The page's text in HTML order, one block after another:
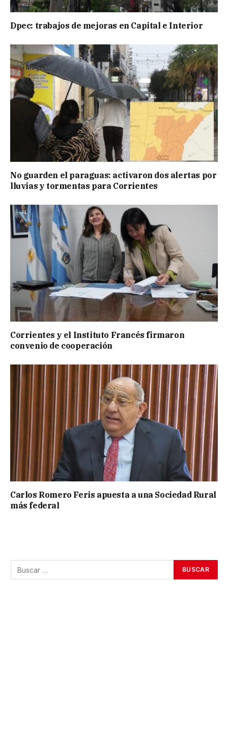
Dpec: trabajos de mejoras en Capital e Interior
No guarden el paraguas: activaron dos alertas por
lluvias y tormentas para Corrientes
Corrientes y el Instituto Francés firmaron
convenio de cooperación
Carlos Romero Feris apuesta a una Sociedad Rural
más federal